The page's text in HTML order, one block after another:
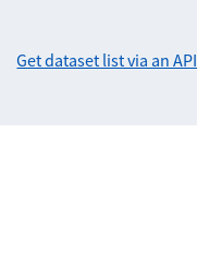
Get dataset list via an API